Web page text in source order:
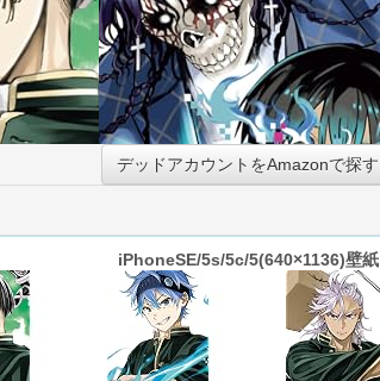
デッドアカウントをAmazonで探す
iPhoneSE/5s/5c/5(640×1136)壁紙